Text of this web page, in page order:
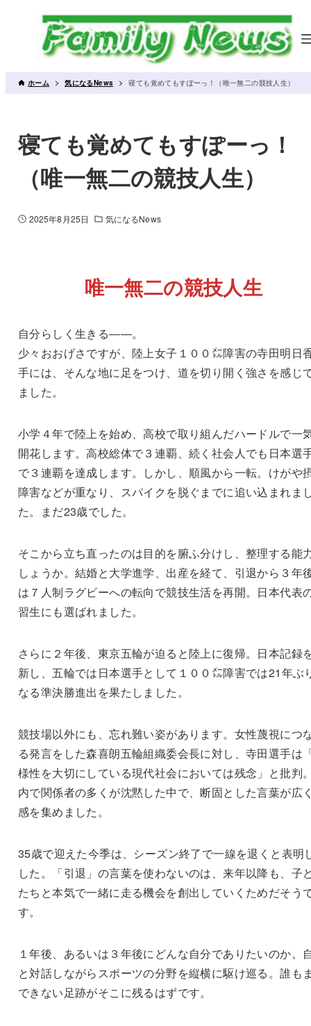
ホーム 気になるNews 寝ても覚めてもすぽーっ！（唯一無二の競技人生）
寝ても覚めてもすぽーっ！
（唯一無二の競技人生）
2025年8月25日 気になるNews
唯一無二の競技人生
自分らしく生きる――。
少々おおげさですが、陸上女子１００㍍障害の寺田明日
手には、そんな地に足をつけ、道を切り開く強さを感じ
ました。
小学４年で陸上を始め、高校で取り組んだハードルで一
開花します。高校総体で３連覇、続く社会人でも日本選
で３連覇を達成します。しかし、順風から一転。けがや
障害などが重なり、スパイクを脱ぐまでに追い込まれま
た。まだ23歳でした。
そこから立ち直ったのは目的を腑ふ分けし、整理する能
しょうか。結婚と大学進学、出産を経て、引退から３年
は７人制ラグビーへの転向で競技生活を再開。日本代表
習生にも選ばれました。
さらに２年後、東京五輪が迫ると陸上に復帰。日本記録
新し、五輪では日本選手として１００㍍障害では21年ぶ
なる準決勝進出を果たしました。
競技場以外にも、忘れ難い姿があります。女性蔑視につ
る発言をした森喜朗五輪組織委会長に対し、寺田選手は
様性を大切にしている現代社会においては残念」と批判
内で関係者の多くが沈黙した中で、断固とした言葉が広
感を集めました。
35歳で迎えた今季は、シーズン終了で一線を退くと表明
した。「引退」の言葉を使わないのは、来年以降も、子
たちと本気で一緒に走る機会を創出していくためだそう
す。
１年後、あるいは３年後にどんな自分でありたいのか。
と対話しながらスポーツの分野を縦横に駆け巡る。誰も
できない足跡がそこに残るはずです。